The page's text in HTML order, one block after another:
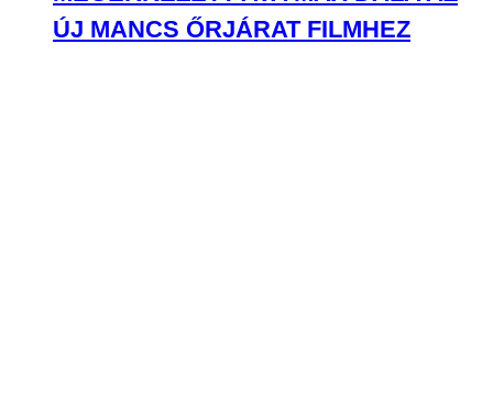
ÚJ MANCS ŐRJÁRAT FILMHEZ